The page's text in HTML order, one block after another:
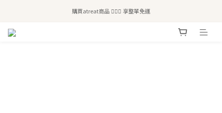
全站滿$2,500免運｜6/30前 含新品滿$1,300超取免運
購買atreat商品 💆🏻‍♀️ 享整單免運